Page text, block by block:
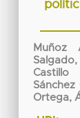
Muñoz
Sánchez
Ortega,